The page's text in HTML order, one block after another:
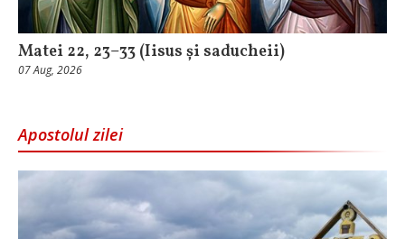
Matei 22, 23–33 (Iisus și saducheii)
07 Aug, 2026
Apostolul zilei